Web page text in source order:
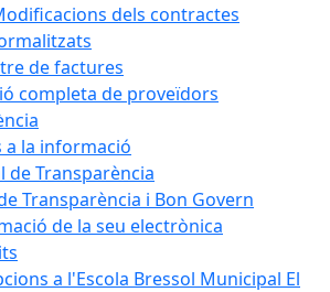
dels contractes
de factures
completa de proveïdors
a la informació
de Transparència
Transparència i Bon Govern
de la seu electrònica
a l'Escola Bressol Municipal El